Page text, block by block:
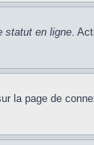
statut en ligne.
la page de